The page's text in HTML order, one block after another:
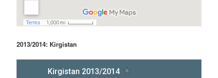
2013/2014: Kirgistan